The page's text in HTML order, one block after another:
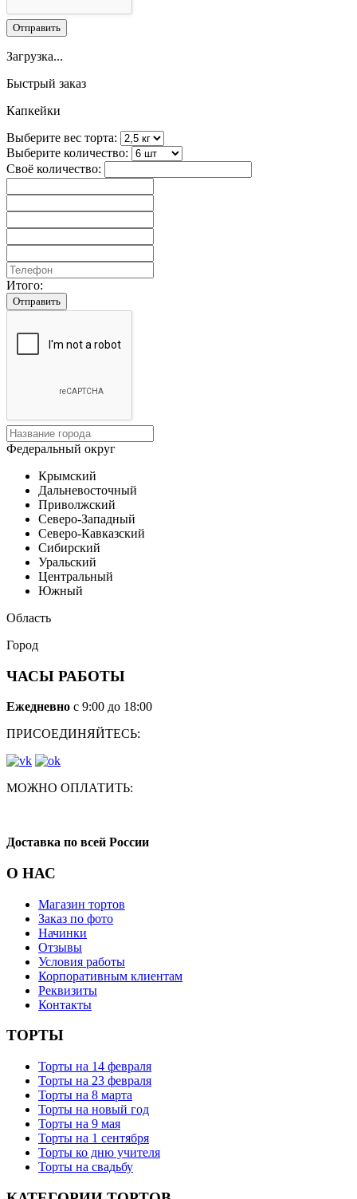
Отправить
Загрузка...
Быстрый заказ
Капкейки
Выберите вес торта:
Выберите количество:
Своё количество:
Итого:
Отправить
Федеральный округ
Крымский
Дальневосточный
Приволжский
Северо-Западный
Северо-Кавказский
Сибирский
Уральский
Центральный
Южный
Область
Город
ЧАСЫ РАБОТЫ
Ежедневно с 9:00 до 18:00
ПРИСОЕДИНЯЙТЕСЬ:
МОЖНО ОПЛАТИТЬ:
Доставка по всей России
О НАС
Магазин тортов
Заказ по фото
Начинки
Отзывы
Условия работы
Корпоративным клиентам
Реквизиты
Контакты
ТОРТЫ
Торты на 14 февраля
Торты на 23 февраля
Торты на 8 марта
Торты на новый год
Торты на 9 мая
Торты на 1 сентября
Торты ко дню учителя
Торты на свадьбу